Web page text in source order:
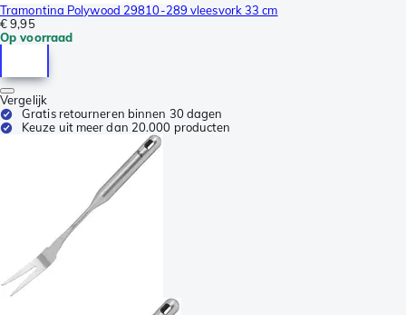
Tramontina Polywood 29810-289 vleesvork 33 cm
€ 9,95
Op voorraad
Vergelijk
Gratis retourneren binnen 30 dagen
Keuze uit meer dan 20.000 producten